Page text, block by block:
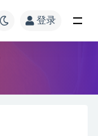
登录